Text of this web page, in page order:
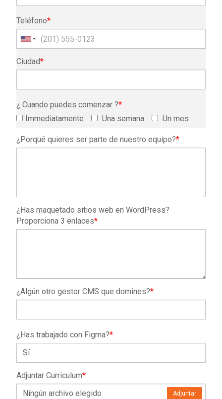
Teléfono*
Ciudad*
¿ Cuando puedes comenzar ?*
Immediatamente
Una semana Un mes
¿Porqué quieres ser parte de nuestro equipo?*
¿Has maquetado sitios web en WordPress?
Proporciona 3 enlaces*
¿Algún otro gestor CMS que domines?*
¿Has trabajado con Figma?*
Adjuntar Curriculum*
Ningún archivo elegido
Adjuntar